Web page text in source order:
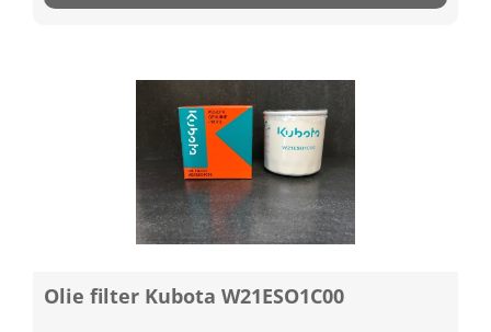
Olie filter Kubota W21ESO1C00